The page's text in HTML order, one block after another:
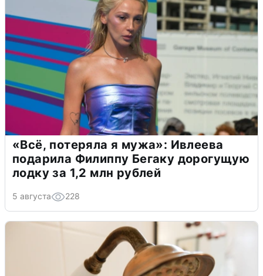
«Всё, потеряла я мужа»: Ивлеева
подарила Филиппу Бегаку дорогущую
лодку за 1,2 млн рублей
5 августа 228